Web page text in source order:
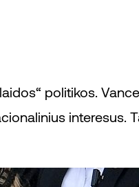
politikos.
interesus.